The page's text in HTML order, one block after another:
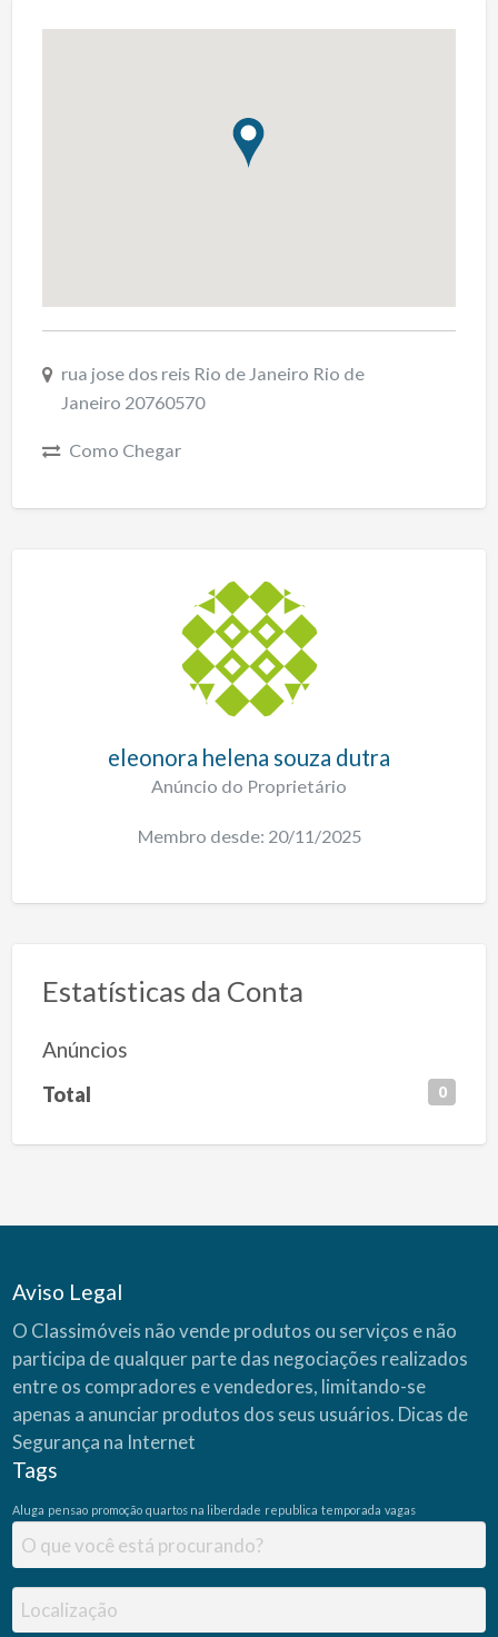
rua jose dos reis Rio de Janeiro Rio de
Janeiro 20760570
Como Chegar
eleonora helena souza dutra
Anúncio do Proprietário
Membro desde: 20/11/2025
Estatísticas da Conta
Anúncios
Total 0
Aviso Legal
O Classimóveis não vende produtos ou serviços e não
participa de qualquer parte das negociações realizados
entre os compradores e vendedores, limitando-se
apenas a anunciar produtos dos seus usuários. Dicas de
Segurança na Internet
Tags
Aluga pensao promoção quartos na liberdade republica temporada vagas